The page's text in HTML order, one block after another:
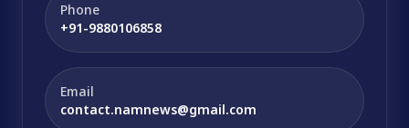
Phone
+91-9880106858
Email
contact.namnews@gmail.com